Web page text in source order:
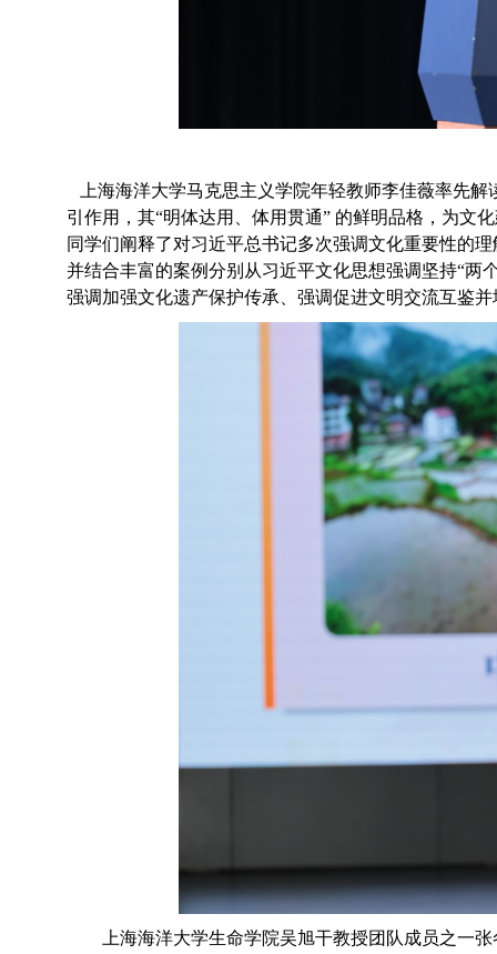
上海海洋大学马克思主义学院年轻教师李佳薇率先解
引作用，其“明体达用、体用贯通” 的鲜明品格，为文
同学们阐释了对习近平总书记多次强调文化重要性的
并结合丰富的案例分别从习近平文化思想强调坚持“两
强调加强文化遗产保护传承、强调促进文明交流互鉴
上海海洋大学生命学院吴旭干教授团队成员之一